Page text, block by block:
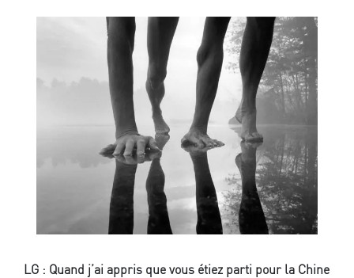
LG : Quand j’ai appris que vous étiez parti pour la Chine